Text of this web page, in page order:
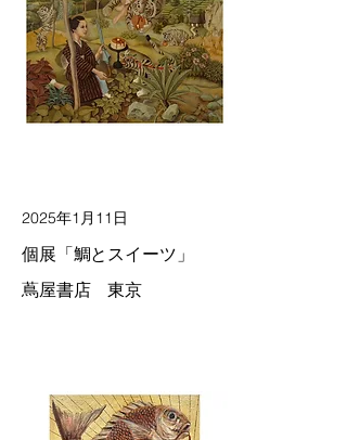
2025年1月11日
個展「鯛とスイーツ」
蔦屋書店 東京